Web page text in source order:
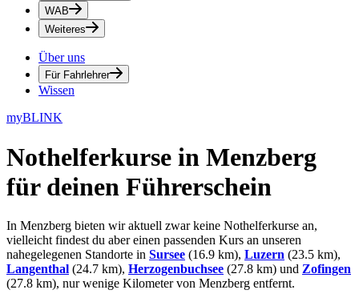
WAB
Weiteres
Über uns
Für Fahrlehrer
Wissen
myBLINK
Nothelferkurse in Menzberg
für deinen Führerschein
In Menzberg bieten wir aktuell zwar keine Nothelferkurse an,
vielleicht findest du aber einen passenden Kurs an unseren
nahegelegenen Standorte in Sursee (16.9 km), Luzern (23.5 km),
Langenthal (24.7 km), Herzogenbuchsee (27.8 km) und Zofingen
(27.8 km), nur wenige Kilometer von Menzberg entfernt.